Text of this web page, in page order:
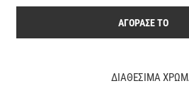
ΑΓΟΡΑΣΕ ΤΟ
ΔΙΑΘΕΣΙΜΑ